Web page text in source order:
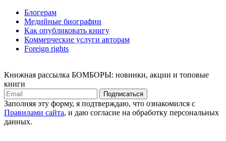
Блогерам
Медийные биографии
Как опубликовать книгу
Коммерческие услуги авторам
Foreign rights
Книжная рассылка БОМБОРЫ: новинки, акции и топовые
книги
Подписаться
Заполняя эту форму, я подтверждаю, что ознакомился с
Правилами сайта, и даю согласие на обработку персональных
данных.